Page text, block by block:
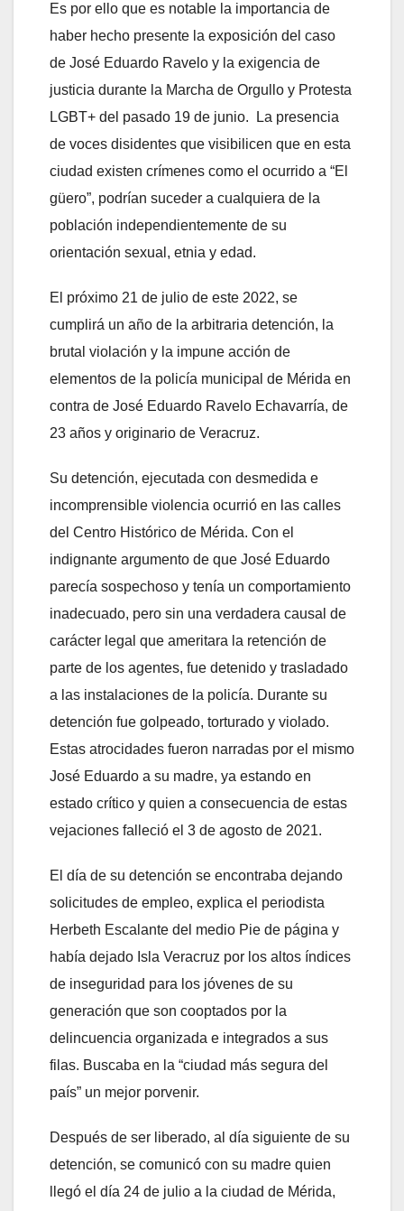
Es por ello que es notable la importancia de
haber hecho presente la exposición del caso
de José Eduardo Ravelo y la exigencia de
justicia durante la Marcha de Orgullo y Protesta
LGBT+ del pasado 19 de junio. La presencia
de voces disidentes que visibilicen que en esta
ciudad existen crímenes como el ocurrido a “El
güero”, podrían suceder a cualquiera de la
población independientemente de su
orientación sexual, etnia y edad.
El próximo 21 de julio de este 2022, se
cumplirá un año de la arbitraria detención, la
brutal violación y la impune acción de
elementos de la policía municipal de Mérida en
contra de José Eduardo Ravelo Echavarría, de
23 años y originario de Veracruz.
Su detención, ejecutada con desmedida e
incomprensible violencia ocurrió en las calles
del Centro Histórico de Mérida. Con el
indignante argumento de que José Eduardo
parecía sospechoso y tenía un comportamiento
inadecuado, pero sin una verdadera causal de
carácter legal que ameritara la retención de
parte de los agentes, fue detenido y trasladado
a las instalaciones de la policía. Durante su
detención fue golpeado, torturado y violado.
Estas atrocidades fueron narradas por el mismo
José Eduardo a su madre, ya estando en
estado crítico y quien a consecuencia de estas
vejaciones falleció el 3 de agosto de 2021.
El día de su detención se encontraba dejando
solicitudes de empleo, explica el periodista
Herbeth Escalante del medio Pie de página y
había dejado Isla Veracruz por los altos índices
de inseguridad para los jóvenes de su
generación que son cooptados por la
delincuencia organizada e integrados a sus
filas. Buscaba en la “ciudad más segura del
país” un mejor porvenir.
Después de ser liberado, al día siguiente de su
detención, se comunicó con su madre quien
llegó el día 24 de julio a la ciudad de Mérida,